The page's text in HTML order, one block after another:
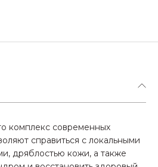
комплекс современных
справиться с локальными
дряблостью кожи, а также